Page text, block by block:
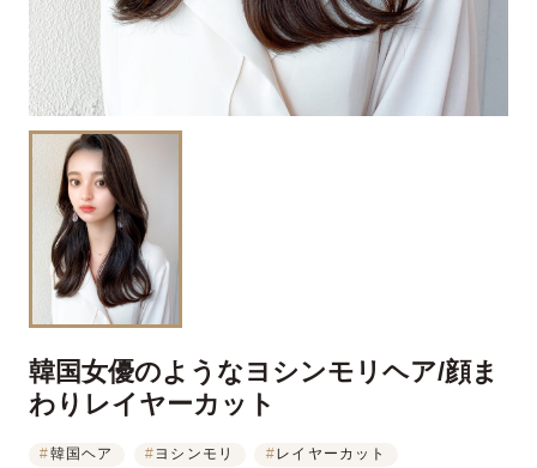
韓国女優のようなヨシンモリヘア/顔ま
わりレイヤーカット
#韓国ヘア #ヨシンモリ #レイヤーカット